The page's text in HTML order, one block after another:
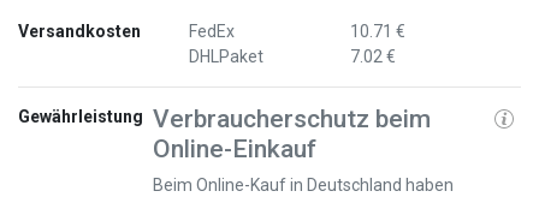
Versandkosten
FedEx
DHLPaket
10.71 €
7.02 €
Gewährleistung Verbraucherschutz beim
Online-Einkauf
Beim Online-Kauf in Deutschland haben